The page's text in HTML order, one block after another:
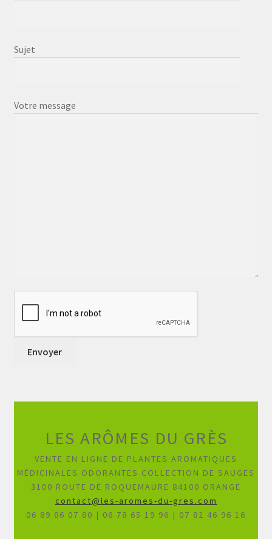
Sujet
Votre message
LES ARÔMES DU GRÈS
VENTE EN LIGNE DE PLANTES AROMATIQUES
MÉDICINALES ODORANTES COLLECTION DE SAUGES
3100 ROUTE DE ROQUEMAURE 84100 ORANGE
contact@les-aromes-du-gres.com
06 89 86 07 80 | 06 78 65 19 96 | 07 82 46 96 16